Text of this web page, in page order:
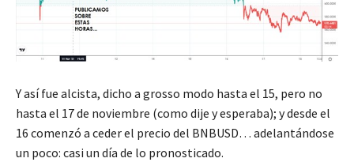
Y así fue alcista, dicho a grosso modo hasta el 15, pero no
hasta el 17 de noviembre (como dije y esperaba); y desde el
16 comenzó a ceder el precio del BNBUSD… adelantándose
un poco: casi un día de lo pronosticado.